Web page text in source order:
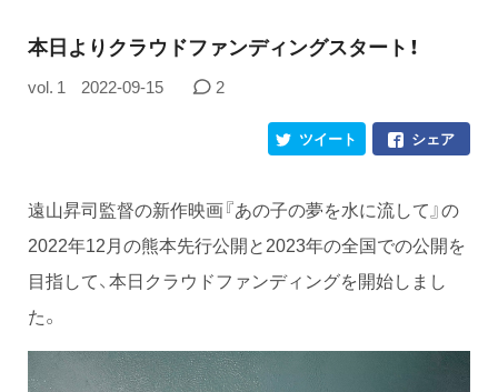
本日よりクラウドファンディングスタート！
vol. 1 2022-09-15 2
シェア
ツイート
遠山昇司監督の新作映画『あの子の夢を水に流して』の
2022年12月の熊本先行公開と2023年の全国での公開を
目指して、本日クラウドファンディングを開始しまし
た。